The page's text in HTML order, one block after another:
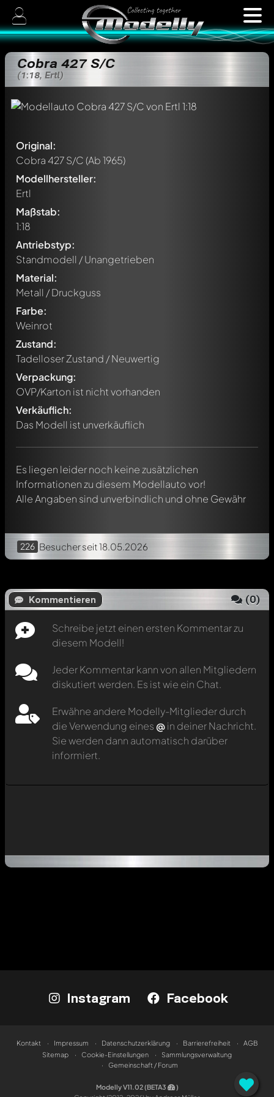
Cobra 427 S/C
(1:18, Ertl)
Original:
Cobra 427 S/C(Ab 1965)
Modellhersteller:
Ertl
Maßstab:
1:18
Antriebstyp:
Standmodell / Unangetrieben
Material:
Metall / Druckguss
Farbe:
Weinrot
Zustand:
Tadelloser Zustand / Neuwertig
Verpackung:
OVP/Karton ist nicht vorhanden
Verkäuflich:
Das Modell ist unverkäuflich
Es liegen leider noch keine zusätzlichen
Informationen zu diesem Modellauto vor!
Alle Angaben sind unverbindlich und ohne Gewähr
226 Besucherseit 18.05.2026
Kommentieren (0)
Schreibe jetzt einen ersten Kommentar zu
diesem Modell!
Jeder Kommentar kann von allen Mitgliedern
diskutiert werden. Es ist wie ein Chat.
Erwähne andere Modelly-Mitglieder durch
die Verwendung eines @in deiner Nachricht.
Sie werden dann automatisch darüber
informiert.
Schreibe jetzt einen ersten Kommentar zu diesem Modell!
Jeder Kommentar kann von allen Mitgliedern diskutiert
werden. Es ist wie ein Chat.
Erwähne andere Modelly-Mitglieder durch die
automatisch darüber informiert.
Instagram Facebook
Kontakt Impressum Datenschutzerklärung Barrierefreiheit
AGB
Sitemap
Cookie-Einstellungen
Sammlungsverwaltung
Gemeinschaft / Forum
Modelly V11.02 (BETA3
)